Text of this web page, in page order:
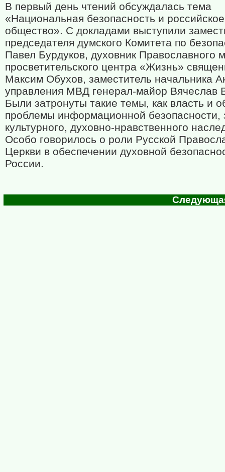
В первый день чтений обсуждалась тема
«Национальная безопасность и российское
общество». С докладами выступили
председателя думского Комитета по
Павел Бурдуков, духовник Православного
просветительского центра «Жизнь»
Максим Обухов, заместитель начальника
управления МВД генерал-майор Вячеслав
Были затронуты такие темы, как власть и
проблемы информационной безопасности,
культурного, духовно-нравственного
Особо говорилось о роли Русской
Церкви в обеспечении духовной
России.